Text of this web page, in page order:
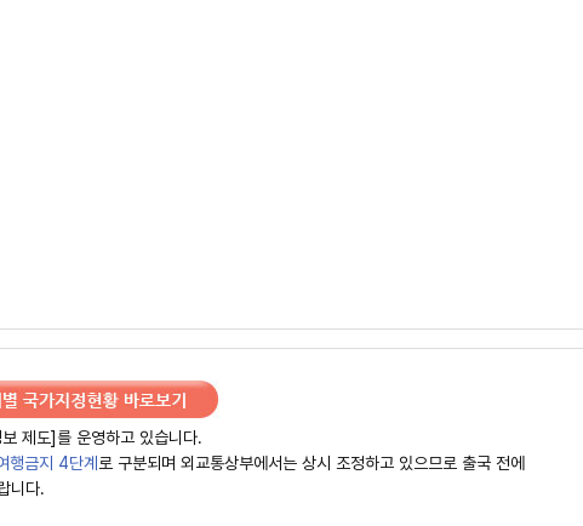
제도]를 운영하고 있습니다.
행금지 4단계 로 구분되며 외교통상부에서는 상시 조정하고 있으므로 출국 전에
니다.